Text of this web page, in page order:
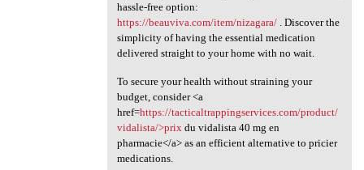
hassle-free option:
https://beauviva.com/item/nizagara/. Discover the
simplicity of having the essential medication
delivered straight to your home with no wait.
To secure your health without straining your
budget, consider <a
href=https://tacticaltrappingservices.com/product/
vidalista/>prix du vidalista 40 mg en
pharmacie</a> as an efficient alternative to pricier
medications.